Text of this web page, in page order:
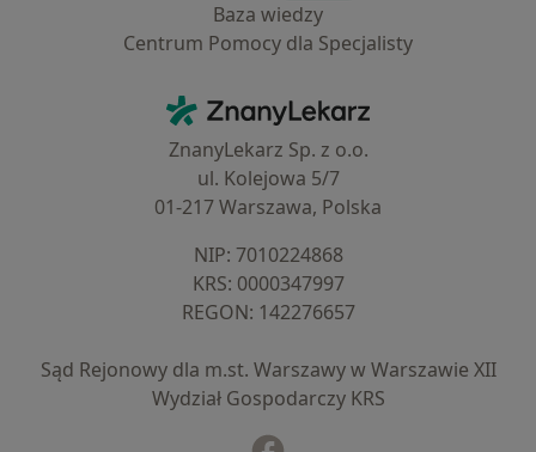
Baza wiedzy
Centrum Pomocy dla Specjalisty
ZnanyLekarz - Strona główna
ZnanyLekarz Sp. z o.o.
ul. Kolejowa 5/7
01-217 Warszawa, Polska
NIP: ⁠7010224868
KRS: ⁠0000347997
REGON: ⁠142276657
Sąd Rejonowy dla m.st. Warszawy w Warszawie XII
Wydział Gospodarczy KRS